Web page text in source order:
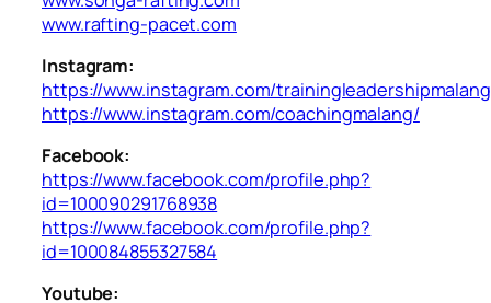
www.rafting-pacet.com
Instagram:
https://www.instagram.com/
https://www.instagram.com/coachingmalang/
Facebook:
https://www.facebook.com/profile.php?
id=100090291768938
https://www.facebook.com/profile.php?
id=100084855327584
Youtube: